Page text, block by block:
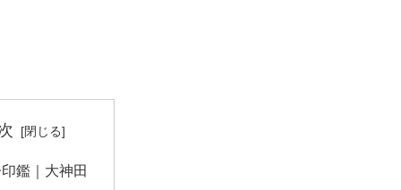
鑑｜大神田